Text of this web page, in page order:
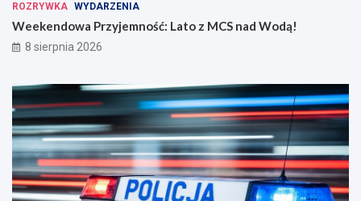
ROZRYWKA WYDARZENIA
Weekendowa Przyjemność: Lato z MCS nad Wodą!
8 sierpnia 2026